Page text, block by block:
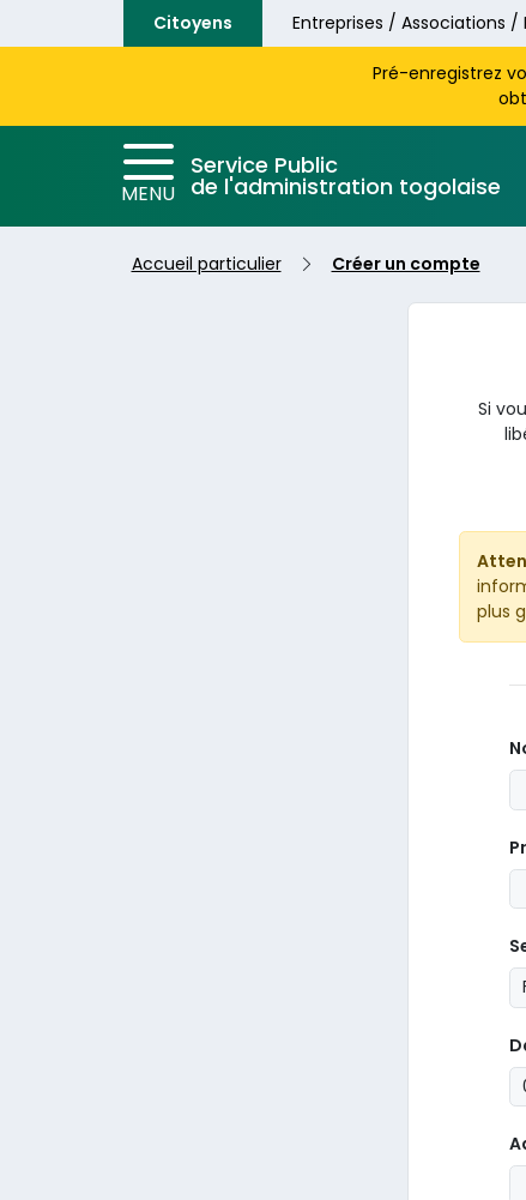
Aller au contenu principal
Citoyens Entreprises / Associations /
Pré-enregistrez
MENU
Service Public
de l'administration togolaise
Accueil particulier Créer un compte
Si
plus